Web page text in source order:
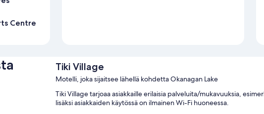
Centre
Tiki Village
Motelli, joka sijaitsee lähellä kohdetta Okanagan Lake
Tiki Village tarjoaa asiakkaille erilaisia palveluita/mukavuuksia,
lisäksi asiakkaiden käytössä on ilmainen Wi-Fi huoneessa.